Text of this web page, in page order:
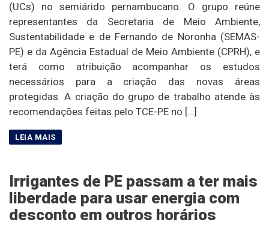
(UCs) no semiárido pernambucano. O grupo reúne
representantes da Secretaria de Meio Ambiente,
Sustentabilidade e de Fernando de Noronha (SEMAS-
PE) e da Agência Estadual de Meio Ambiente (CPRH), e
terá como atribuição acompanhar os estudos
necessários para a criação das novas áreas
protegidas. A criação do grupo de trabalho atende às
recomendações feitas pelo TCE-PE no […]
Irrigantes de PE passam a ter mais
liberdade para usar energia com
desconto em outros horários